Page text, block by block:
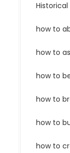
how to
how to
how to
how to
how to
how to